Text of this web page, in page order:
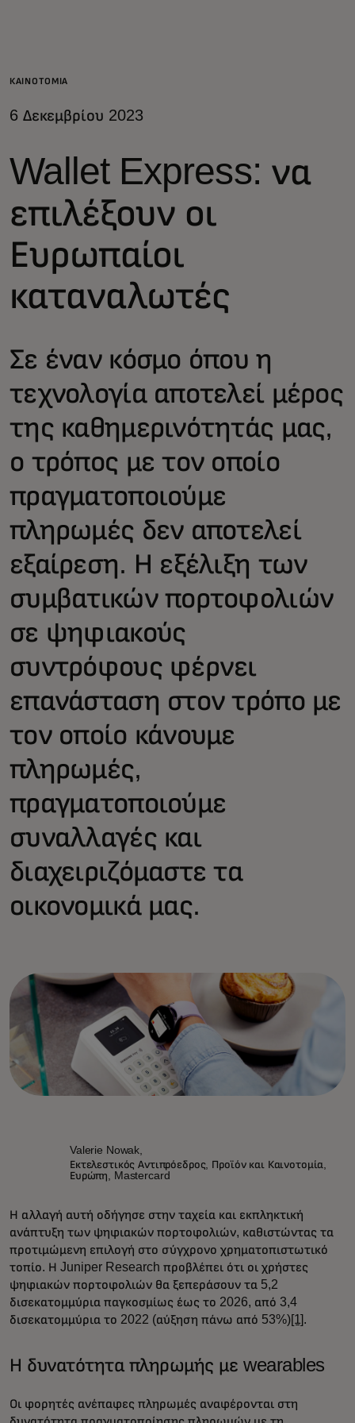
Για επιχειρήσεις
Για τον κόσμο
Για καινοτόμους
Νέα και τάσεις
ΚΑΙΝΟΤΟΜΊΑ
6 Δεκεμβρίου 2023
Wallet Express: να
επιλέξουν οι
Ευρωπαίοι
καταναλωτές
Σε έναν κόσμο όπου η
τεχνολογία αποτελεί μέρος
της καθημερινότητάς μας,
ο τρόπος με τον οποίο
πραγματοποιούμε
πληρωμές δεν αποτελεί
εξαίρεση. Η εξέλιξη των
συμβατικών πορτοφολιών
σε ψηφιακούς
συντρόφους φέρνει
επανάσταση στον τρόπο με
τον οποίο κάνουμε
πληρωμές,
πραγματοποιούμε
συναλλαγές και
διαχειριζόμαστε τα
οικονομικά μας.
Valerie Nowak,
Εκτελεστικός Αντιπρόεδρος, Προϊόν και Καινοτομία,
Ευρώπη, Mastercard
Η αλλαγή αυτή οδήγησε στην ταχεία και εκπληκτική
ανάπτυξη των ψηφιακών πορτοφολιών, καθιστώντας τα
προτιμώμενη επιλογή στο σύγχρονο χρηματοπιστωτικό
τοπίο. Η Juniper Research προβλέπει ότι οι χρήστες
ψηφιακών πορτοφολιών θα ξεπεράσουν τα 5,2
δισεκατομμύρια παγκοσμίως έως το 2026, από 3,4
δισεκατομμύρια το 2022 (αύξηση πάνω από 53%)[1].
Η δυνατότητα πληρωμής με wearables
Οι φορητές ανέπαφες πληρωμές αναφέρονται στη